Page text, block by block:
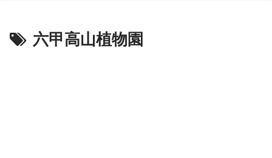
六甲高山植物園